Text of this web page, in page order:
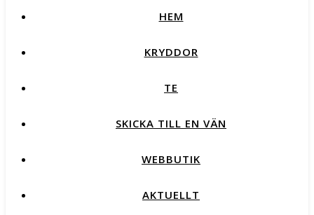
HEM
KRYDDOR
TE
SKICKA TILL EN VÄN
WEBBUTIK
AKTUELLT